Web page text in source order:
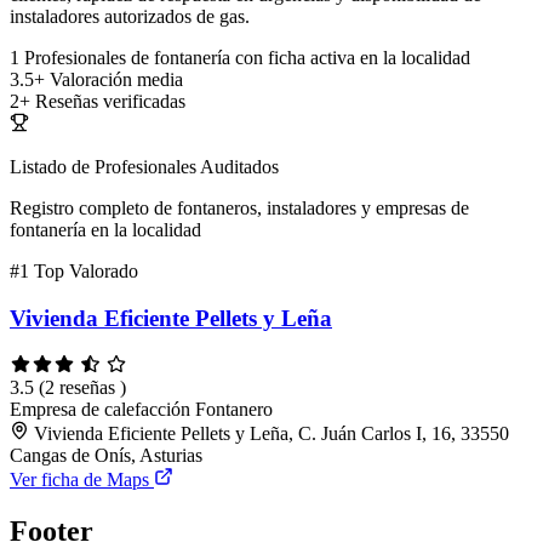
instaladores autorizados de gas.
1 Profesionales de fontanería con ficha activa en la localidad
3.5+ Valoración media
2+ Reseñas verificadas
Listado de Profesionales Auditados
Registro completo de fontaneros, instaladores y empresas de
fontanería en la localidad
#1 Top Valorado
Vivienda Eficiente Pellets y Leña
3.5 (2 reseñas )
Empresa de calefacción Fontanero
Vivienda Eficiente Pellets y Leña, C. Juán Carlos I, 16, 33550
Cangas de Onís, Asturias
Ver ficha de Maps
Footer